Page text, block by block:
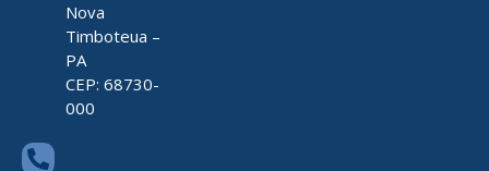
Nova
Timboteua –
PA
CEP: 68730-
000